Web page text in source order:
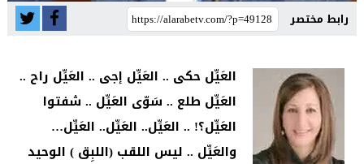
رابط مختصر
العَيِّل حكى .. العَيِّل إجى .. العَيِّل راح ..
العَيِّل طلع .. سَوّى العَيِّل .. شفتوا
العَيِّل؟! .. العَيِّل.. العَيِّل.. العَيِّل…
والعَيِّل .. ليس اللقب (اللبِق ) الوحيد